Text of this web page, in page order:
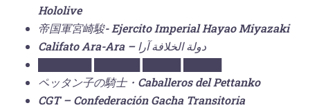
Hololive
帝国軍宮崎駿- Ejercito Imperial Hayao Miyazaki
Califato Ara-Ara – دولة الخلافة آرا
ペッタン子の騎士・Caballeros del Pettanko
CGT – Confederación Gacha Transitoria